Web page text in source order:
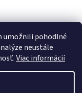
umožnili pohodlné
neustále
Viac informácií